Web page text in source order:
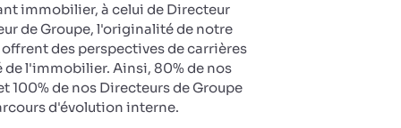
immobilier, à celui de Directeur
de Groupe, l'originalité de notre
des perspectives de carrières
de l'immobilier. Ainsi, 80% de nos
100% de nos Directeurs de Groupe
d'évolution interne.